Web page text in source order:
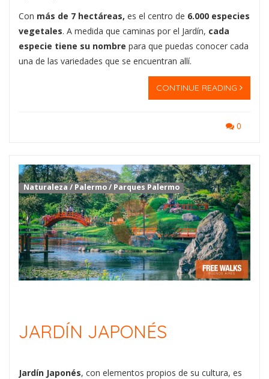
Con más de 7 hectáreas, es el centro de 6.000 especies
vegetales. A medida que caminas por el Jardín, cada
especie tiene su nombre para que puedas conocer cada
una de las variedades que se encuentran allí.
CONTINUE READING
0
Naturaleza / Palermo/ Parques Palermo
JARDÍN JAPONÉS
Jardín Japonés, con elementos propios de su cultura, es